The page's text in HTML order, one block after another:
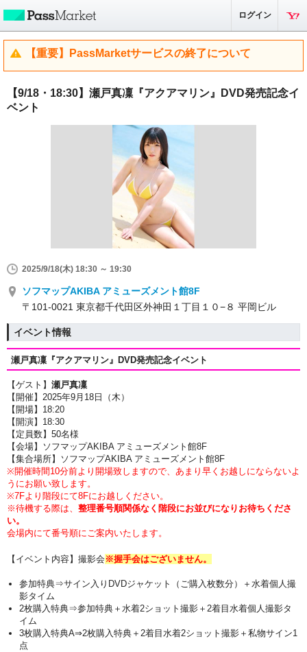
ログイン
【重要】PassMarketサービスの終了について
【9/18・18:30】瀬戸真凜『アクアマリン』DVD発売記念イ
ベント
2025/9/18(木) 18:30 ～ 19:30
ソフマップAKIBA アミューズメント館8F
〒101-0021 東京都千代田区外神田１丁目１０−８ 平岡ビル
イベント情報
瀬戸真凜『アクアマリン』 DVD発売記念イベント
【ゲスト】 瀬戸真凜
【開催】2025年9月18日（木）
【開場】18:20
【開演】18:30
【定員数】50名様
【会場】ソフマップAKIBA アミューズメント館8F
【集合場所】ソフマップAKIBA アミューズメント館8F
※開催時間10分前より開場致しますので、あまり早くお越しにならないよ
うにお願い致します。
※7Fより階段にて8Fにお越しください。
※待機する際は、 整理番号順関係なく階段にお並びになりお待ちくださ
い。
会場内にて番号順にご案内いたします。
【イベント内容】撮影会 ※握手会はございません。
参加特典⇒サイン入りDVDジャケット（ご購入枚数分）＋ 水着個人撮
影タイム
2枚購入特典⇒参加特典 ＋水着2ショット撮影 ＋2着目水着個人撮影タ
イム
3枚購入特典A⇒2枚購入特典＋2着目水着2ショット撮影＋私物サイン1
点